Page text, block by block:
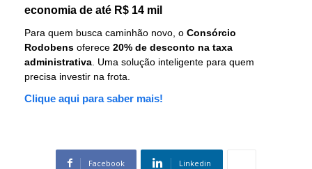
economia de até R$ 14 mil
Para quem busca caminhão novo, o Consórcio
Rodobens oferece 20% de desconto na taxa
administrativa . Uma solução inteligente para quem
precisa investir na frota.
Clique aqui para saber mais!
Facebook Linkedin